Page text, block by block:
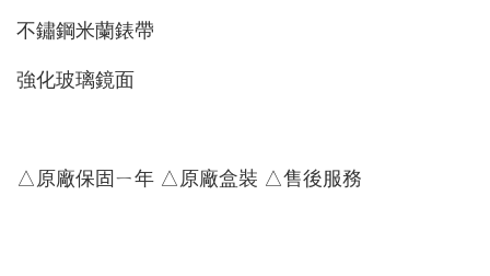
不鏽鋼米蘭錶帶
強化玻璃鏡面
△原廠保固ㄧ年 △原廠盒裝 △售後服務